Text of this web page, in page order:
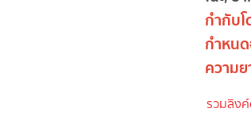
กำกับโ
กำหน
ความย
รวมลิง